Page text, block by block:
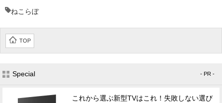
ねこらぼ
TOP
Special - PR -
これから選ぶ新型TVはこれ！失敗しない選び